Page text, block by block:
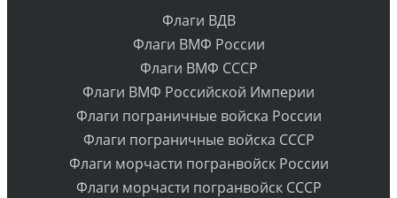
Флаги ВДВ
Флаги ВМФ России
Флаги ВМФ СССР
Флаги ВМФ Российской Империи
Флаги пограничные войска России
Флаги пограничные войска СССР
Флаги морчасти погранвойск России
Флаги морчасти погранвойск СССР